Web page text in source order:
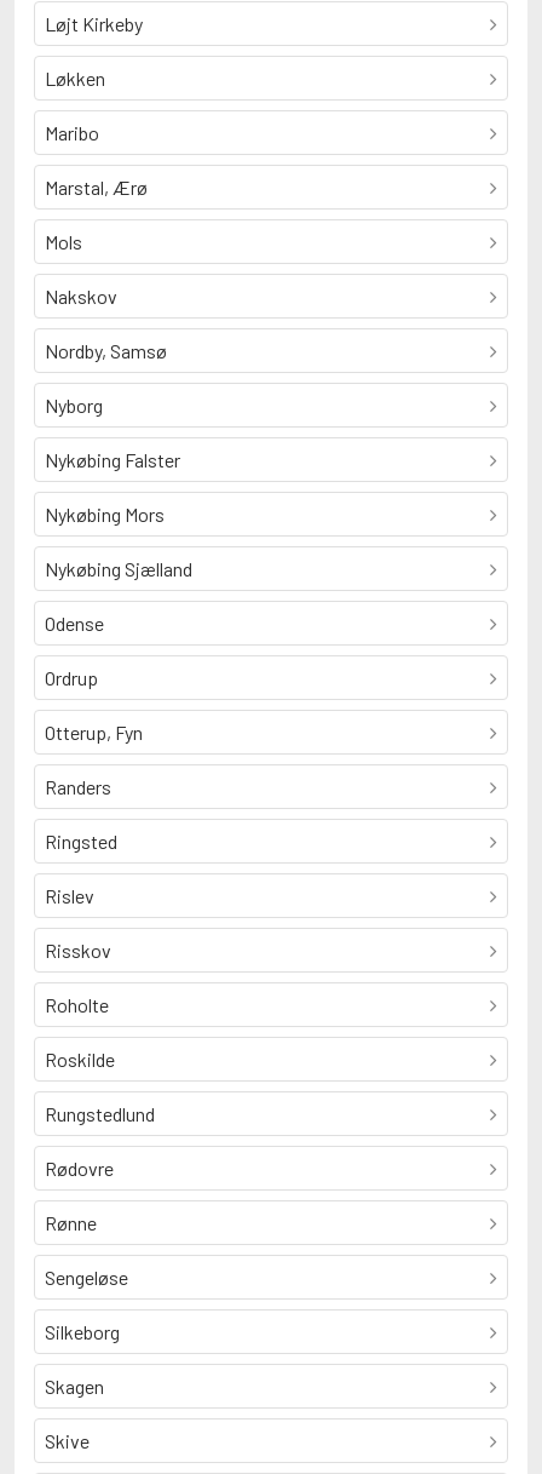
Løjt Kirkeby
Løkken
Maribo
Marstal, Ærø
Mols
Nakskov
Nordby, Samsø
Nyborg
Nykøbing Falster
Nykøbing Mors
Nykøbing Sjælland
Odense
Ordrup
Otterup, Fyn
Randers
Ringsted
Rislev
Risskov
Roholte
Roskilde
Rungstedlund
Rødovre
Rønne
Sengeløse
Silkeborg
Skagen
Skive